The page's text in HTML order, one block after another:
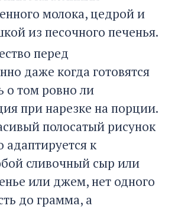
молока, цедрой и
из песочного печенья.
перед
даже когда готовятся
о том ровно ли
при нарезке на порции.
полосатый рисунок
адаптируется к
сливочный сыр или
или джем, нет одного
до грамма, а